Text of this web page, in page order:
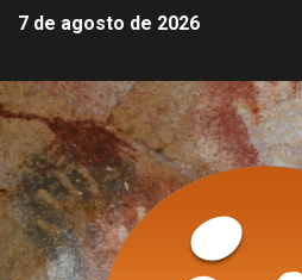
7 de agosto de 2026